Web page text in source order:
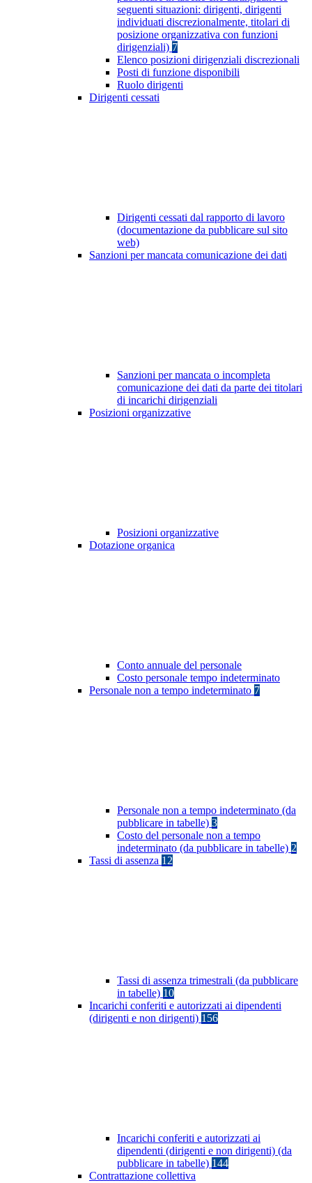
seguenti situazioni: dirigenti, dirigenti
individuati discrezionalmente, titolari di
posizione organizzativa con funzioni
dirigenziali) 7
Elenco posizioni dirigenziali discrezionali
Posti di funzione disponibili
Ruolo dirigenti
Dirigenti cessati
Dirigenti cessati dal rapporto di lavoro
(documentazione da pubblicare sul sito
web)
Sanzioni per mancata comunicazione dei dati
Sanzioni per mancata o incompleta
comunicazione dei dati da parte dei titolari
di incarichi dirigenziali
Posizioni organizzative
Posizioni organizzative
Dotazione organica
Conto annuale del personale
Costo personale tempo indeterminato
Personale non a tempo indeterminato 7
Personale non a tempo indeterminato (da
pubblicare in tabelle) 3
Costo del personale non a tempo
indeterminato (da pubblicare in tabelle) 2
Tassi di assenza 12
Tassi di assenza trimestrali (da pubblicare
in tabelle) 10
Incarichi conferiti e autorizzati ai dipendenti
(dirigenti e non dirigenti) 156
Incarichi conferiti e autorizzati ai
dipendenti (dirigenti e non dirigenti) (da
pubblicare in tabelle) 144
Contrattazione collettiva